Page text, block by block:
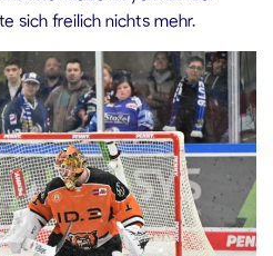
sich freilich nichts mehr.